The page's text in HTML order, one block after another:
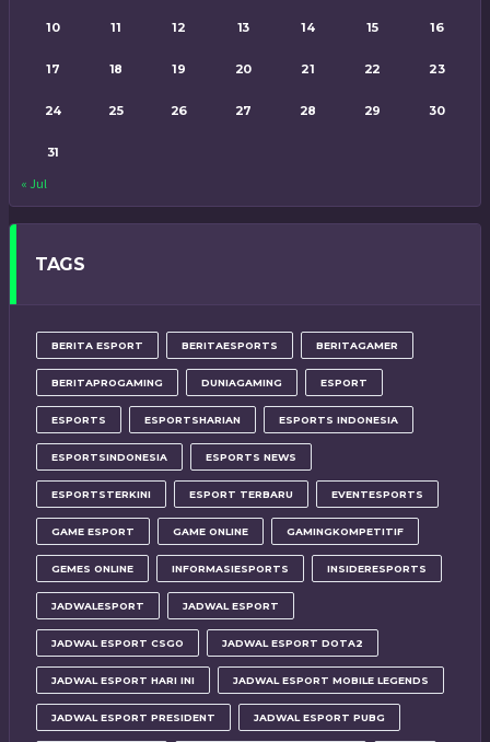
10 11 12 13 14 15 16
17 18 19 20 21 22 23
24 25 26 27 28 29 30
31
« Jul
TAGS
BERITA ESPORT BERITAESPORTS BERITAGAMER
BERITAPROGAMING DUNIAGAMING ESPORT
ESPORTS ESPORTSHARIAN ESPORTS INDONESIA
ESPORTSINDONESIA ESPORTS NEWS
ESPORTSTERKINI ESPORT TERBARU EVENTESPORTS
GAME ESPORT GAME ONLINE GAMINGKOMPETITIF
GEMES ONLINE INFORMASIESPORTS INSIDERESPORTS
JADWALESPORT JADWAL ESPORT
JADWAL ESPORT CSGO JADWAL ESPORT DOTA2
JADWAL ESPORT HARI INI JADWAL ESPORT MOBILE LEGENDS
JADWAL ESPORT PRESIDENT JADWAL ESPORT PUBG